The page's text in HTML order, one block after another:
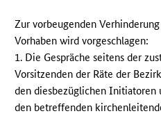
Zur vorbeugenden
Vorhaben wird vorgeschlagen:
1. Die Gespräche seitens der
Vorsitzenden der Räte der
den diesbezüglichen Initiatoren
den betreffenden